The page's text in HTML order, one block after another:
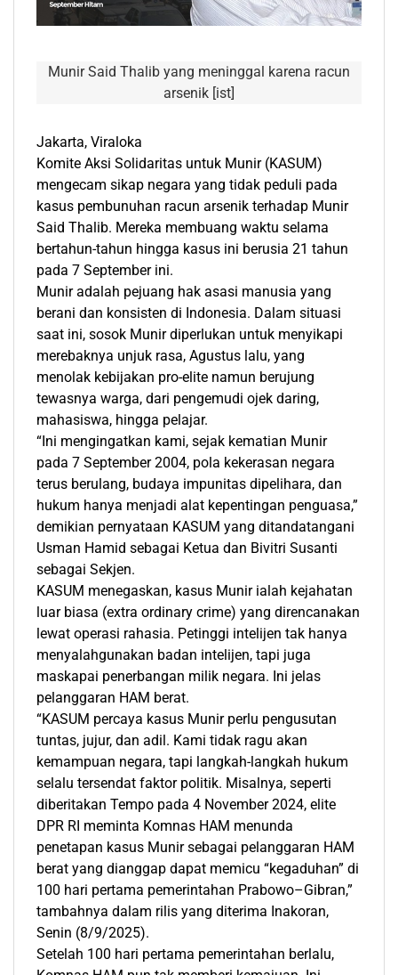
Munir Said Thalib yang meninggal karena racun
arsenik [ist]
Jakarta, Viraloka
Komite Aksi Solidaritas untuk Munir (KASUM)
mengecam sikap negara yang tidak peduli pada
kasus pembunuhan racun arsenik terhadap Munir
Said Thalib. Mereka membuang waktu selama
bertahun-tahun hingga kasus ini berusia 21 tahun
pada 7 September ini.
Munir adalah pejuang hak asasi manusia yang
berani dan konsisten di Indonesia. Dalam situasi
saat ini, sosok Munir diperlukan untuk menyikapi
merebaknya unjuk rasa, Agustus lalu, yang
menolak kebijakan pro-elite namun berujung
tewasnya warga, dari pengemudi ojek daring,
mahasiswa, hingga pelajar.
“Ini mengingatkan kami, sejak kematian Munir
pada 7 September 2004, pola kekerasan negara
terus berulang, budaya impunitas dipelihara, dan
hukum hanya menjadi alat kepentingan penguasa,”
demikian pernyataan KASUM yang ditandatangani
Usman Hamid sebagai Ketua dan Bivitri Susanti
sebagai Sekjen.
KASUM menegaskan, kasus Munir ialah kejahatan
luar biasa (extra ordinary crime) yang direncanakan
lewat operasi rahasia. Petinggi intelijen tak hanya
menyalahgunakan badan intelijen, tapi juga
maskapai penerbangan milik negara. Ini jelas
pelanggaran HAM berat.
“KASUM percaya kasus Munir perlu pengusutan
tuntas, jujur, dan adil. Kami tidak ragu akan
kemampuan negara, tapi langkah-langkah hukum
selalu tersendat faktor politik. Misalnya, seperti
diberitakan Tempo pada 4 November 2024, elite
DPR RI meminta Komnas HAM menunda
penetapan kasus Munir sebagai pelanggaran HAM
berat yang dianggap dapat memicu “kegaduhan” di
100 hari pertama pemerintahan Prabowo–Gibran,”
tambahnya dalam rilis yang diterima Inakoran,
Senin (8/9/2025).
Setelah 100 hari pertama pemerintahan berlalu,